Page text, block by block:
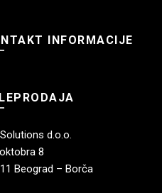
INFORMACIJE
d.o.o.
8
Beograd – Borča